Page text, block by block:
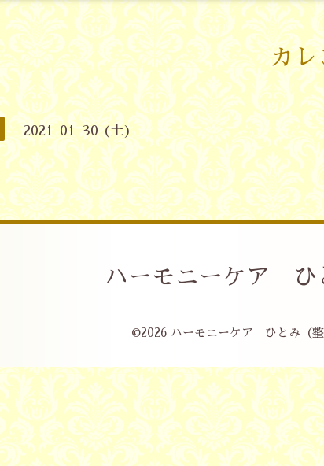
カレ
2021-01-30 (土)
ハーモニーケア ひ
©2026 ハーモニーケア ひとみ（整